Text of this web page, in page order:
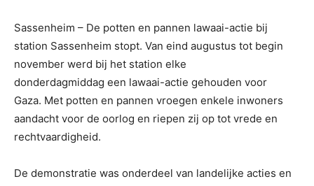
Sassenheim – De potten en pannen lawaai-actie bij
station Sassenheim stopt. Van eind augustus tot begin
november werd bij het station elke
donderdagmiddag een lawaai-actie gehouden voor
Gaza. Met potten en pannen vroegen enkele inwoners
aandacht voor de oorlog en riepen zij op tot vrede en
rechtvaardigheid.
De demonstratie was onderdeel van landelijke acties en